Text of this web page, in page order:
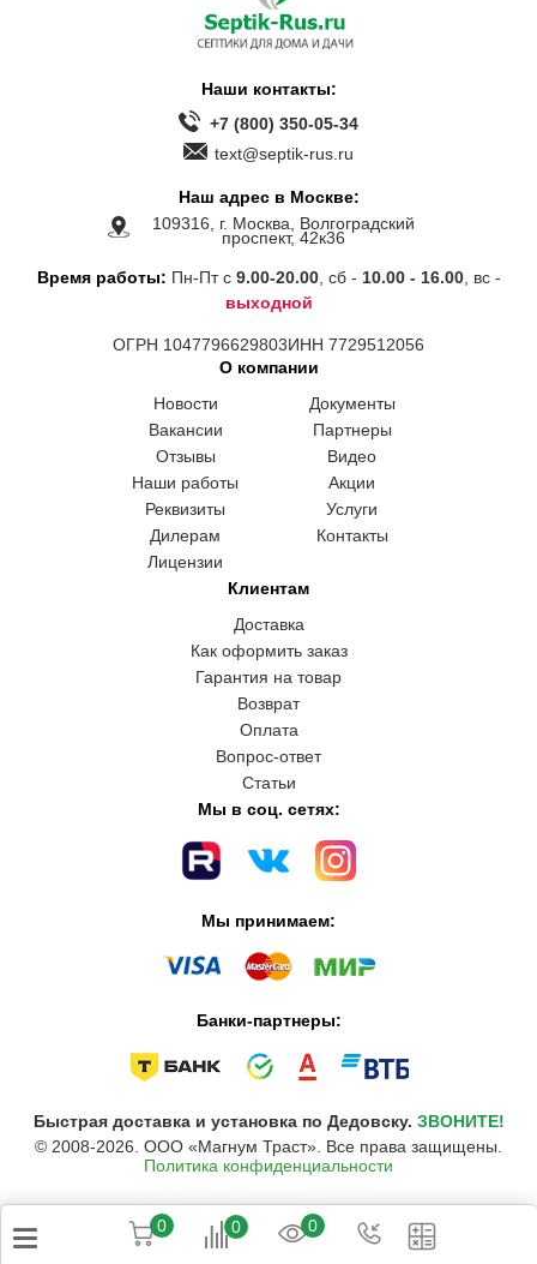
Наши контакты:
+7 (800) 350-05-34
text@septik-rus.ru
Наш адрес в Москве:
109316, г. Москва, Волгоградский
проспект, 42к36
Время работы: Пн-Пт с 9.00-20.00, сб - 10.00 - 16.00, вс -
выходной
ОГРН 1047796629803ИНН 7729512056
О компании
Новости
Документы
Вакансии
Партнеры
Отзывы
Видео
Наши работы
Акции
Реквизиты
Услуги
Дилерам
Контакты
Лицензии
Клиентам
Доставка
Как оформить заказ
Гарантия на товар
Возврат
Оплата
Вопрос-ответ
Статьи
Мы в соц. сетях:
Мы принимаем:
Банки-партнеры:
Быстрая доставка и установка по Дедовску. ЗВОНИТЕ!
© 2008-2026. ООО «Магнум Траст». Все права защищены.
Политика конфиденциальности
0 0 0